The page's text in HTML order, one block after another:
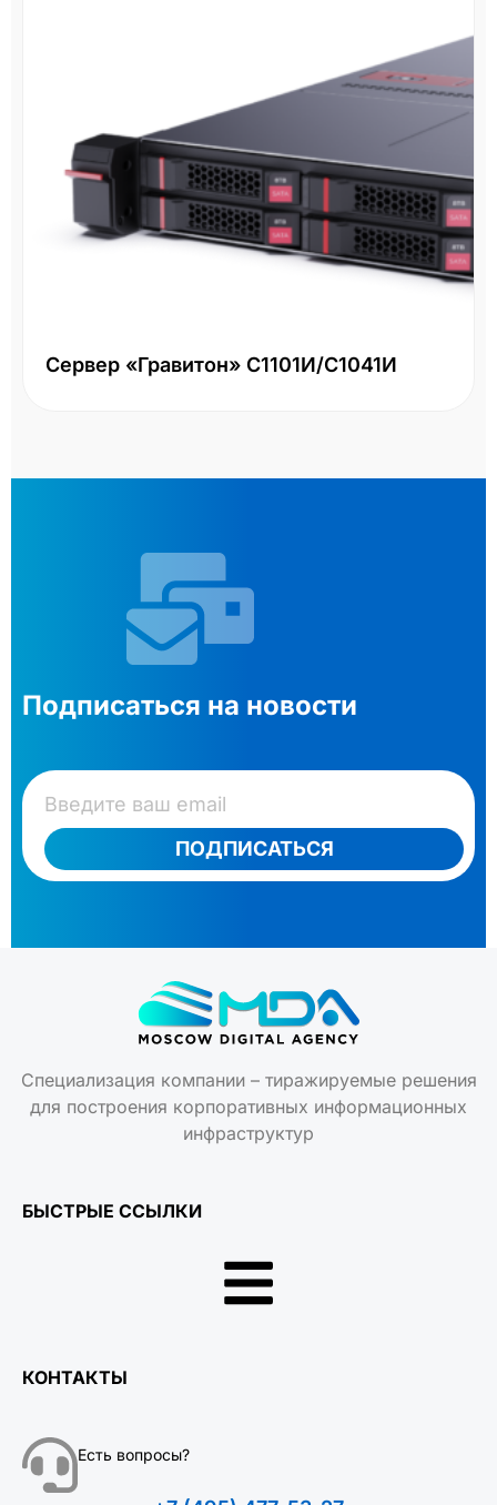
Сервер «Гравитон» С1101И/С1041И
Подписаться на новости
ПОДПИСАТЬСЯ
Специализация компании – тиражируемые решения
для построения корпоративных информационных
инфраструктур
БЫСТРЫЕ ССЫЛКИ
КОНТАКТЫ
Есть вопросы?